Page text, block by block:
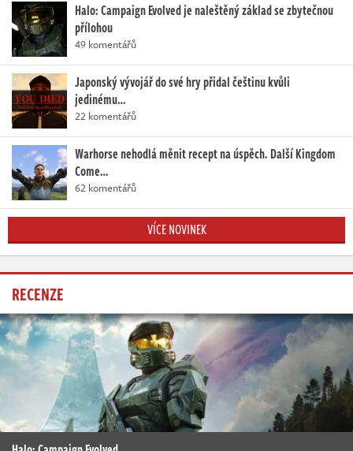
Halo: Campaign Evolved je naleštěný základ se zbytečnou
přílohou
49 komentářů
Japonský vývojář do své hry přidal češtinu kvůli
jedinému…
22 komentářů
Warhorse nehodlá měnit recept na úspěch. Další Kingdom
Come…
62 komentářů
VÍCE NOVINEK
RECENZE